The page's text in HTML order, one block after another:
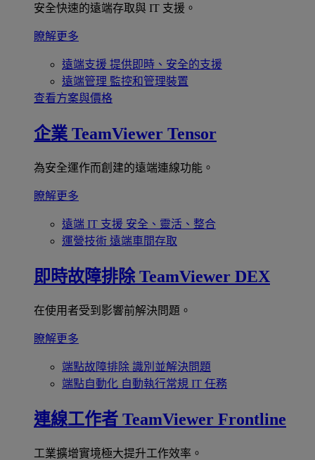
安全快速的遠端存取與 IT 支援。
瞭解更多
遠端支援 提供即時、安全的支援
遠端管理 監控和管理裝置
查看方案與價格
企業 TeamViewer Tensor
為安全運作而創建的遠端連線功能。
瞭解更多
遠端 IT 支援 安全、靈活、整合
運營技術 遠端車間存取
即時故障排除 TeamViewer DEX
在使用者受到影響前解決問題。
瞭解更多
端點故障排除 識別並解決問題
端點自動化 自動執行常規 IT 任務
連線工作者 TeamViewer Frontline
工業擴增實境極大提升工作效率。